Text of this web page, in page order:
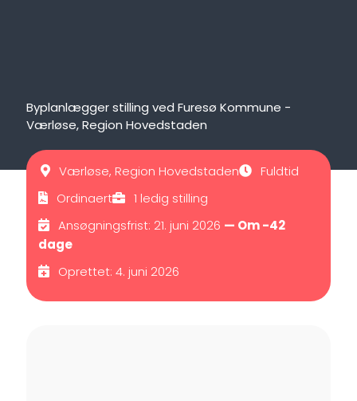
Byplanlægger stilling ved Furesø Kommune -
Værløse, Region Hovedstaden
Værløse, Region Hovedstaden
Fuldtid
Ordinaert
1 ledig stilling
Ansøgningsfrist: 21. juni 2026 — Om -42
dage
Oprettet: 4. juni 2026